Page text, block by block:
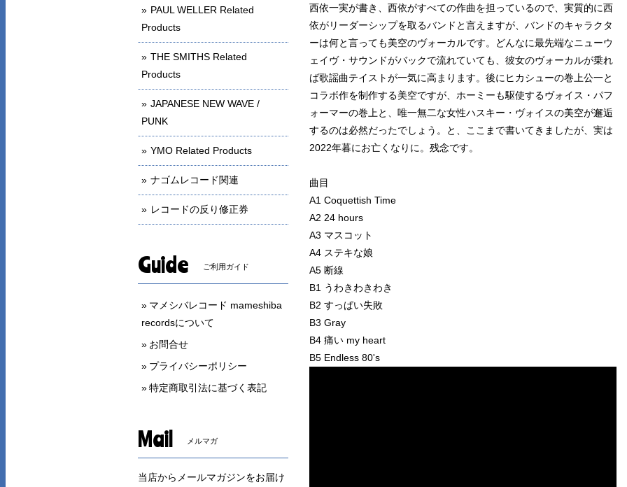
西依一実が書き、西依がすべての作曲を担っているので、実質的に西
依がリーダーシップを取るバンドと言えますが、バンドのキャラクタ
ーは何と言っても美空のヴォーカルです。どんなに最先端なニューウ
ェイヴ・サウンドがバックで流れていても、彼女のヴォーカルが乗れ
ば歌謡曲テイストが一気に高まります。後にヒカシューの巻上公一と
コラボ作を制作する美空ですが、ホーミーも駆使するヴォイス・パフ
ォーマーの巻上と、唯一無二な女性ハスキー・ヴォイスの美空が邂逅
するのは必然だったでしょう。と、ここまで書いてきましたが、実は
2022年暮にお亡くなりに。残念です。
曲目
A1 Coquettish Time
A2 24 hours
A3 マスコット
A4 ステキな娘
A5 断線
B1 うわきわきわき
B2 すっぱい失敗
B3 Gray
B4 痛い my heart
B5 Endless 80's
PAUL WELLER Related
Products
THE SMITHS Related
Products
JAPANESE NEW WAVE /
PUNK
YMO Related Products
ナゴムレコード関連
レコードの反り修正券
Guide ご利用ガイド
マメシバレコード mameshiba
recordsについて
お問合せ
プライバシーポリシー
特定商取引法に基づく表記
Mail メルマガ
当店からメールマガジンをお届け